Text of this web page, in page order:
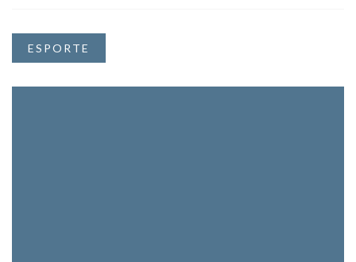
ESPORTE